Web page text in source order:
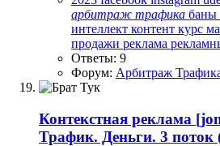
арбитраж трафика баны
интеллект контент курс
продажи реклама
Ответы: 9
Форум: Арбитраж
Контекстная реклама
Трафик. Деньги. 3 поток